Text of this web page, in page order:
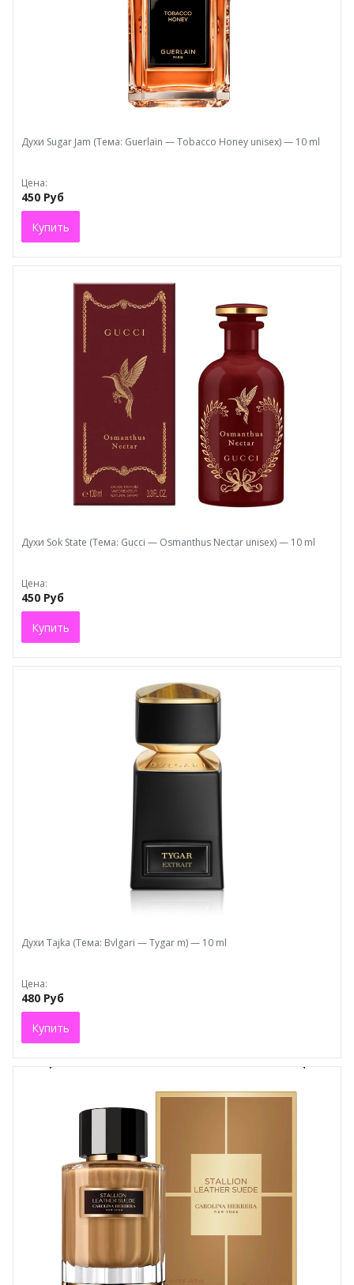
Духи Sugar Jam (Тема: Guerlain — Tobacco Honey unisex) — 10 ml
Цена:
450 Руб
Купить
Духи Sok State (Тема: Gucci — Osmanthus Nectar unisex) — 10 ml
Цена:
450 Руб
Купить
Духи Tajka (Тема: Bvlgari — Tygar m) — 10 ml
Цена:
480 Руб
Купить